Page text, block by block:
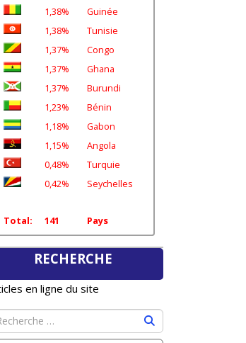
1,38%
Guinée
1,38%
Tunisie
1,37%
Congo
1,37%
Ghana
1,37%
Burundi
1,23%
Bénin
1,18%
Gabon
1,15%
Angola
0,48%
Turquie
0,42%
Seychelles
Total: 141 Pays
RECHERCHE
en ligne du site